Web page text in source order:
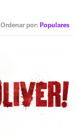
Ordenar por: Populares